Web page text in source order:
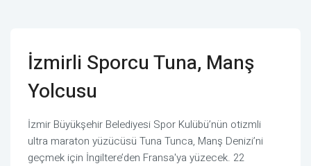
İzmirli Sporcu Tuna, Manş
Yolcusu
İzmir Büyükşehir Belediyesi Spor Kulübü’nün otizmli
ultra maraton yüzücüsü Tuna Tunca, Manş Denizi’ni
geçmek için İngiltere’den Fransa'ya yüzecek. 22